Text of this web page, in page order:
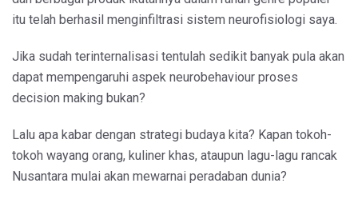
itu telah berhasil menginfiltrasi sistem neurofisiologi saya.
Jika sudah terinternalisasi tentulah sedikit banyak pula akan
dapat mempengaruhi aspek neurobehaviour proses
decision making bukan?
Lalu apa kabar dengan strategi budaya kita? Kapan tokoh-
tokoh wayang orang, kuliner khas, ataupun lagu-lagu rancak
Nusantara mulai akan mewarnai peradaban dunia?